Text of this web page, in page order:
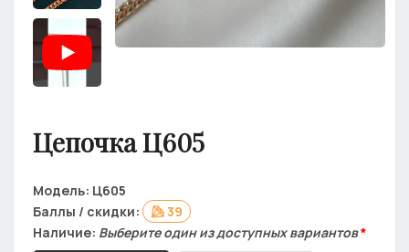
Цепочка Ц605
Модель: Ц605
Баллы / скидки:
39
Наличие: Выберите один из доступных вариантов*